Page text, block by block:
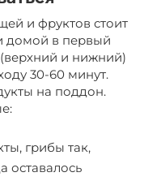
и фруктов стоит
домой в первый
(верхний и нижний)
30-60 минут.
на поддон.
грибы так,
оставалось